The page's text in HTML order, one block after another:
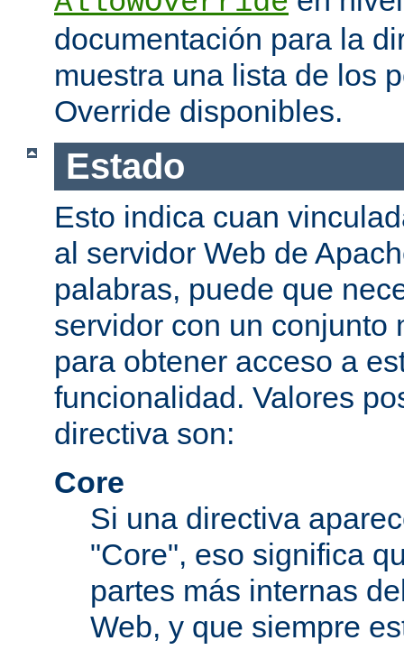
documentación para la
muestra una lista de los
Override disponibles.
Estado
Esto indica cuan
al servidor Web de
palabras, puede que
servidor con un conjunto
para obtener acceso a
funcionalidad. Valores
directiva son:
Core
Si una directiva
"Core", eso significa
partes más internas
Web, y que siempre